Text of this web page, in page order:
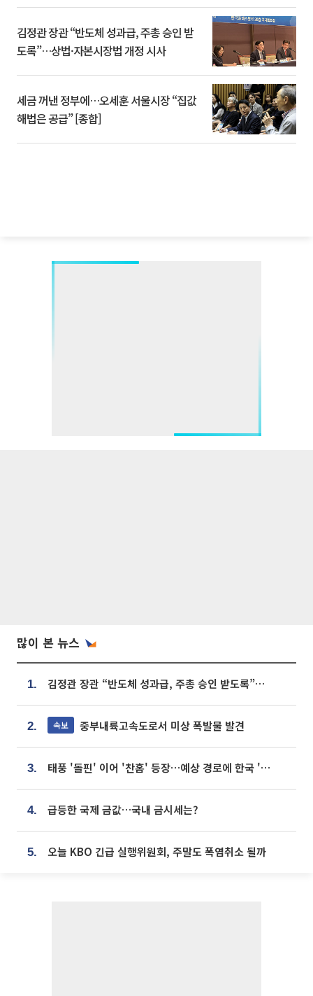
김정관 장관 “반도체 성과급, 주총 승인 받
도록”…상법·자본시장법 개정 시사
세금 꺼낸 정부에…오세훈 서울시장 “집값
해법은 공급” [종합]
많이 본 뉴스
1. 김정관 장관 “반도체 성과급, 주총 승인 받도록”…상법·자본시장법 개정 시사
2. 속보 중부내륙고속도로서 미상 폭발물 발견
3. 태풍 '돌핀' 이어 '찬홈' 등장…예상 경로에 한국 '한숨'
4. 급등한 국제 금값…국내 금시세는?
5. 오늘 KBO 긴급 실행위원회, 주말도 폭염취소 될까